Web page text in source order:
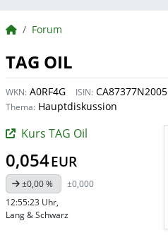
BörsenNEWS.de
Forum
TAG OIL
WKN: A0RF4G ISIN: CA87377N2005
Thema: Hauptdiskussion
Kurs TAG Oil
0,054EUR
±0,00 %
±0,000
12:55:23 Uhr,
Lang & Schwarz